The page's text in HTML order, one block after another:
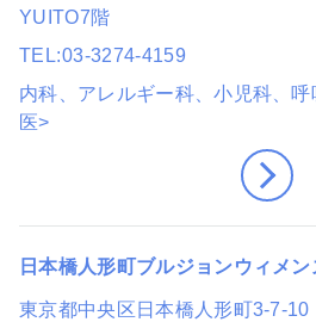
YUITO7階
TEL 03-3274-4159
内科、アレルギー科、小児科、呼
医>
日本橋人形町ブルジョンウィメン
東京都中央区日本橋人形町3-7-